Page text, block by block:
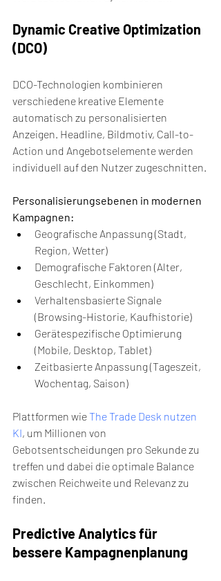
Dynamic Creative Optimization
(DCO)
DCO-Technologien kombinieren
verschiedene kreative Elemente
automatisch zu personalisierten
Anzeigen. Headline, Bildmotiv, Call-to-
Action und Angebotselemente werden
individuell auf den Nutzer zugeschnitten.
Personalisierungsebenen in modernen
Kampagnen:
Geografische Anpassung (Stadt,
Region, Wetter)
Demografische Faktoren (Alter,
Geschlecht, Einkommen)
Verhaltensbasierte Signale
(Browsing-Historie, Kaufhistorie)
Gerätespezifische Optimierung
(Mobile, Desktop, Tablet)
Zeitbasierte Anpassung (Tageszeit,
Wochentag, Saison)
Plattformen wie The Trade Desk nutzen
KI, um Millionen von
Gebotsentscheidungen pro Sekunde zu
treffen und dabei die optimale Balance
zwischen Reichweite und Relevanz zu
finden.
Predictive Analytics für
bessere Kampagnenplanung